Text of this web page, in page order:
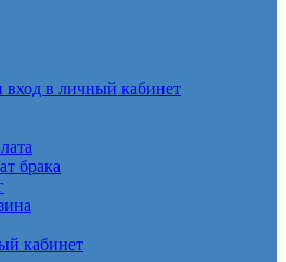
вход в личный кабинет
брака
кабинет